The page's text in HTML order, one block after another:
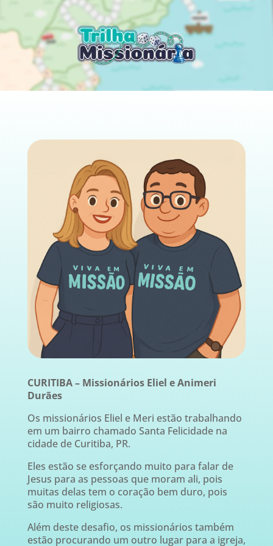
CURITIBA – Missionários Eliel e Animeri
Durães
Os missionários Eliel e Meri estão trabalhando
em um bairro chamado Santa Felicidade na
cidade de Curitiba, PR.
Eles estão se esforçando muito para falar de
Jesus para as pessoas que moram ali, pois
muitas delas tem o coração bem duro, pois
são muito religiosas.
Além deste desafio, os missionários também
estão procurando um outro lugar para a igreja,